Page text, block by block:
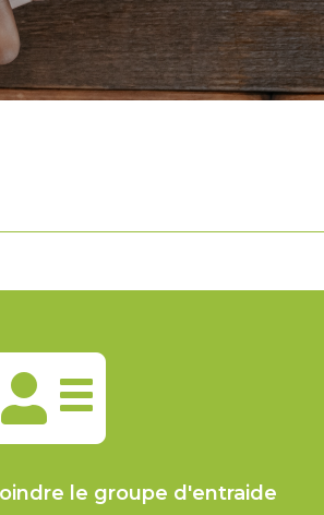

le groupe d'entraide